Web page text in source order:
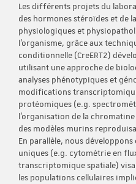
Les différents projets du
des hormones stéroïdes et de
physiologiques et
l’organisme, grâce aux
conditionnelle (CreERT2)
utilisant une approche de
analyses phénotypiques et
modifications
protéomiques (e.g.
l’organisation de la chromatine
des modèles murins
En parallèle, nous développons
uniques (e.g. cytométrie en
transcriptomique spatiale)
les populations cellulaires